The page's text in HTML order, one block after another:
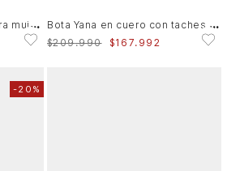
B
otin texano en cuero para mujer Isla B
ota Yana en cuero con taches para mujer
$209.990 $167. 992
-20%